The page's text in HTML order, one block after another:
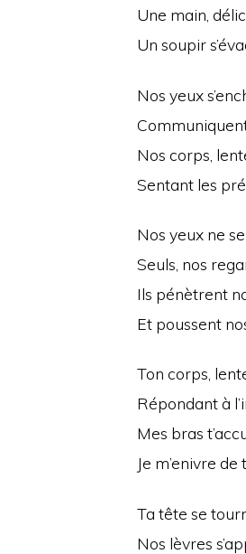
Une main,
Un soupir
Nos yeux
Nos corps,
Sentant les
Nos yeux ne
Seuls, nos
Ils pénètrent
Et poussent
Ton corps,
Répondant à
Mes bras
Je m’enivre
Ta tête se
Nos lèvres